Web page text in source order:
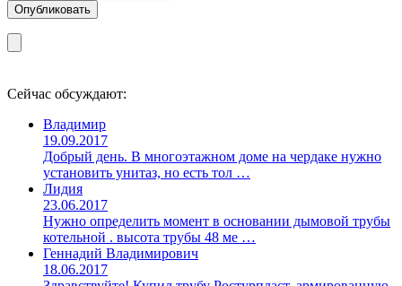
Сейчас обсуждают:
Владимир
19.09.2017
Добрый день. В многоэтажном доме на чердаке нужно
установить унитаз, но есть тол …
Лидия
23.06.2017
Нужно определить момент в основании дымовой трубы
котельной . высота трубы 48 ме …
Геннадий Владимирович
18.06.2017